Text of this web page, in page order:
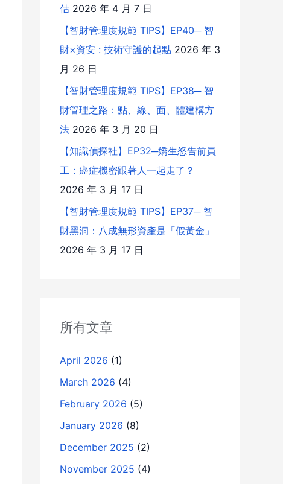
估 2026 年 4 月 7 日
【智財管理度規範 TIPS】EP40─ 智
財×資安 : 技術守護的起點 2026 年 3
月 26 日
【智財管理度規範 TIPS】EP38─ 智
財管理之路：點、線、面、體建構方
法 2026 年 3 月 20 日
【知識偵探社】EP32─嬌生怒告前員
工：癌症機密跟著人一起走了？
2026 年 3 月 17 日
【智財管理度規範 TIPS】EP37─ 智
財黑洞：八成無形資產是「假黃金」
2026 年 3 月 17 日
所有文章
April 2026 (1)
March 2026 (4)
February 2026 (5)
January 2026 (8)
December 2025 (2)
November 2025 (4)